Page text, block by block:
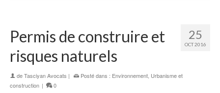
25
OCT 2016
Permis de construire et
risques naturels
deTasciyan Avocats | Posté dans : Environnement Urbanisme et
construction | 0